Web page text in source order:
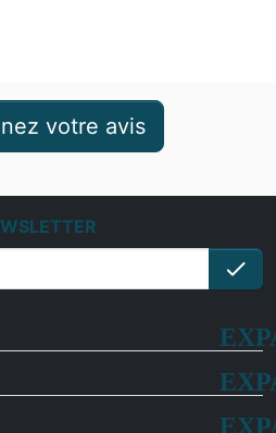
votre avis
check